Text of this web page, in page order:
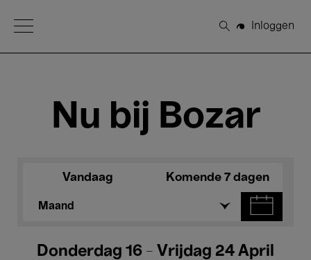
Open Menu
Zoeken
Inloggen
Nu bij Bozar
Vandaag Komende 7 dagen
Maand
Donderdag 16 - Vrijdag 24 April